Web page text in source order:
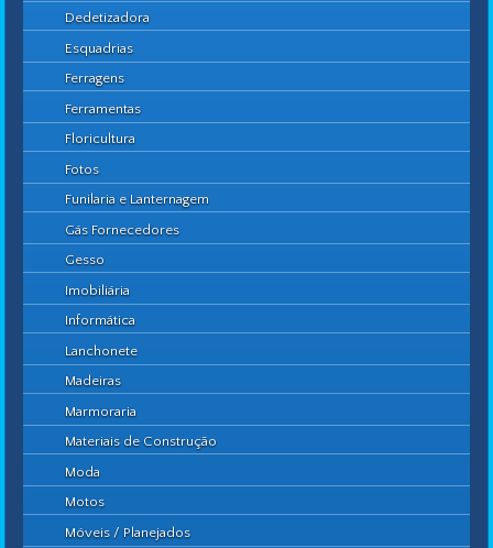
Dedetizadora
Esquadrias
Ferragens
Ferramentas
Floricultura
Fotos
Funilaria e Lanternagem
Gás Fornecedores
Gesso
Imobiliária
Informática
Lanchonete
Madeiras
Marmoraria
Materiais de Construção
Moda
Motos
Móveis / Planejados